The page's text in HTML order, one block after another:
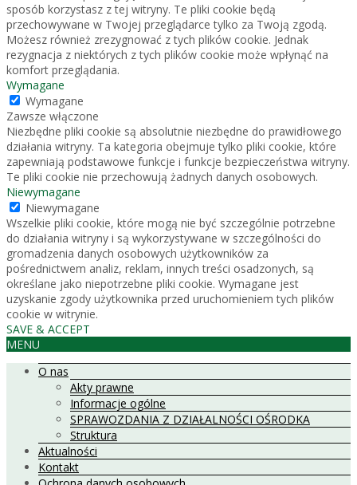
sposób korzystasz z tej witryny. Te pliki cookie będą
przechowywane w Twojej przeglądarce tylko za Twoją zgodą.
Możesz również zrezygnować z tych plików cookie. Jednak
rezygnacja z niektórych z tych plików cookie może wpłynąć na
komfort przeglądania.
Wymagane
Wymagane
Zawsze włączone
Niezbędne pliki cookie są absolutnie niezbędne do prawidłowego
działania witryny. Ta kategoria obejmuje tylko pliki cookie, które
zapewniają podstawowe funkcje i funkcje bezpieczeństwa witryny.
Te pliki cookie nie przechowują żadnych danych osobowych.
Niewymagane
Niewymagane
Wszelkie pliki cookie, które mogą nie być szczególnie potrzebne
do działania witryny i są wykorzystywane w szczególności do
gromadzenia danych osobowych użytkowników za
pośrednictwem analiz, reklam, innych treści osadzonych, są
określane jako niepotrzebne pliki cookie. Wymagane jest
uzyskanie zgody użytkownika przed uruchomieniem tych plików
cookie w witrynie.
SAVE & ACCEPT
MENU
O nas
Akty prawne
Informacje ogólne
SPRAWOZDANIA Z DZIAŁALNOŚCI OŚRODKA
Struktura
Aktualności
Kontakt